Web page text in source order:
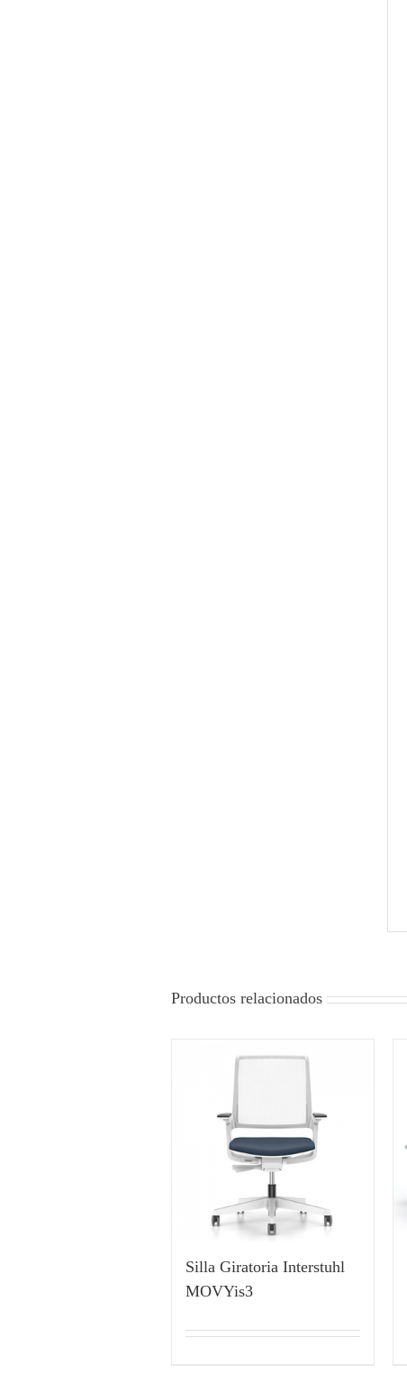
Productos relacionados
Silla Giratoria Interstuhl
MOVYis3